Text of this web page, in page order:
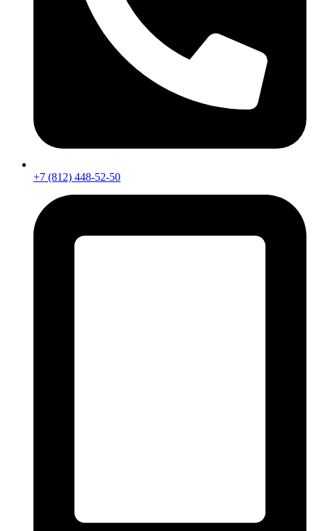
+7 (812) 448-52-50